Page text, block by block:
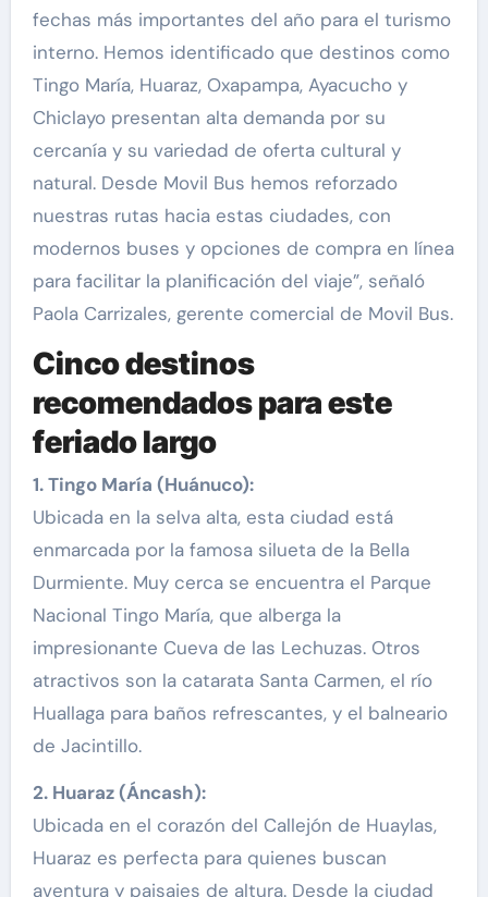
fechas más importantes del año para el turismo
interno. Hemos identificado que destinos como
Tingo María, Huaraz, Oxapampa, Ayacucho y
Chiclayo presentan alta demanda por su
cercanía y su variedad de oferta cultural y
natural. Desde Movil Bus hemos reforzado
nuestras rutas hacia estas ciudades, con
modernos buses y opciones de compra en línea
para facilitar la planificación del viaje”, señaló
Paola Carrizales, gerente comercial de Movil Bus.
Cinco destinos
recomendados para este
feriado largo
1. Tingo María (Huánuco):
Ubicada en la selva alta, esta ciudad está
enmarcada por la famosa silueta de la Bella
Durmiente. Muy cerca se encuentra el Parque
Nacional Tingo María, que alberga la
impresionante Cueva de las Lechuzas. Otros
atractivos son la catarata Santa Carmen, el río
Huallaga para baños refrescantes, y el balneario
de Jacintillo.
2. Huaraz (Áncash):
Ubicada en el corazón del Callejón de Huaylas,
Huaraz es perfecta para quienes buscan
aventura y paisajes de altura. Desde la ciudad